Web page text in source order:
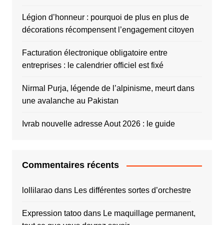
Légion d’honneur : pourquoi de plus en plus de
décorations récompensent l’engagement citoyen
Facturation électronique obligatoire entre
entreprises : le calendrier officiel est fixé
Nirmal Purja, légende de l’alpinisme, meurt dans
une avalanche au Pakistan
Ivrab nouvelle adresse Aout 2026 : le guide
Commentaires récents
lollilaraodans Les différentes sortes d’orchestre
Expression tatoodans Le maquillage permanent,